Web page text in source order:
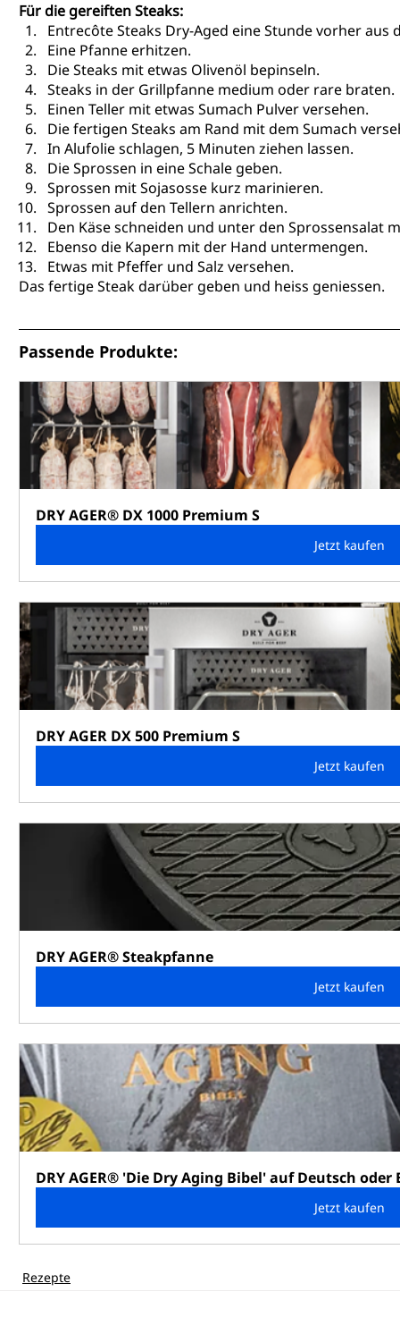
Für die gereiften Steaks:
Entrecôte Steaks Dry-Aged eine Stunde vorher aus
Eine Pfanne erhitzen.
Die Steaks mit etwas Olivenöl bepinseln.
Steaks in der Grillpfanne medium oder rare braten.
Einen Teller mit etwas Sumach Pulver versehen.
Die fertigen Steaks am Rand mit dem Sumach
In Alufolie schlagen, 5 Minuten ziehen lassen.
Die Sprossen in eine Schale geben.
Sprossen mit Sojasosse kurz marinieren.
Sprossen auf den Tellern anrichten.
Den Käse schneiden und unter den Sprossensalat
Ebenso die Kapern mit der Hand untermengen.
Etwas mit Pfeffer und Salz versehen.
Das fertige Steak darüber geben und heiss geniessen.
Passende Produkte:
DRY AGER® DX 1000 Premium S
Jetzt kaufen
DRY AGER DX 500 Premium S
Jetzt kaufen
DRY AGER® Steakpfanne
Jetzt kaufen
DRY AGER® 'Die Dry Aging Bibel' auf Deutsch oder
Jetzt kaufen
Rezepte